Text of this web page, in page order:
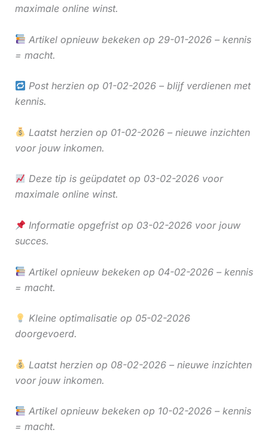
maximale online winst.
Artikel opnieuw bekeken op 29-01-2026 – kennis
= macht.
Post herzien op 01-02-2026 – blijf verdienen met
kennis.
Laatst herzien op 01-02-2026 – nieuwe inzichten
voor jouw inkomen.
Deze tip is geüpdatet op 03-02-2026 voor
maximale online winst.
Informatie opgefrist op 03-02-2026 voor jouw
succes.
Artikel opnieuw bekeken op 04-02-2026 – kennis
= macht.
Kleine optimalisatie op 05-02-2026
doorgevoerd.
Laatst herzien op 08-02-2026 – nieuwe inzichten
voor jouw inkomen.
Artikel opnieuw bekeken op 10-02-2026 – kennis
= macht.